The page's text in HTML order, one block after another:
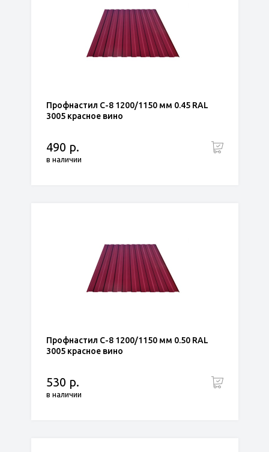
Профнастил С-8 1200/1150 мм 0.45 RAL
3005 красное вино
490 р.
в наличии
Профнастил С-8 1200/1150 мм 0.50 RAL
3005 красное вино
530 р.
в наличии